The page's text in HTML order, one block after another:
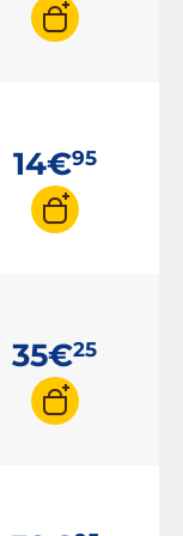
14€95
35€25